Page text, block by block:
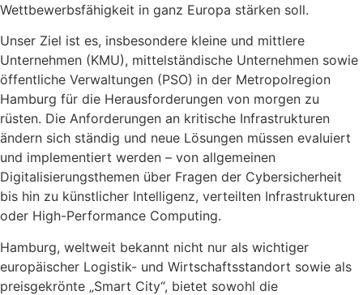
Wettbewerbsfähigkeit in ganz Europa stärken soll.
Unser Ziel ist es, insbesondere kleine und mittlere
Unternehmen (KMU), mittelständische Unternehmen sowie
öffentliche Verwaltungen (PSO) in der Metropolregion
Hamburg für die Herausforderungen von morgen zu
rüsten. Die Anforderungen an kritische Infrastrukturen
ändern sich ständig und neue Lösungen müssen evaluiert
und implementiert werden – von allgemeinen
Digitalisierungsthemen über Fragen der Cybersicherheit
bis hin zu künstlicher Intelligenz, verteilten Infrastrukturen
oder High-Performance Computing.
Hamburg, weltweit bekannt nicht nur als wichtiger
europäischer Logistik- und Wirtschaftsstandort sowie als
preisgekrönte „Smart City“, bietet sowohl die